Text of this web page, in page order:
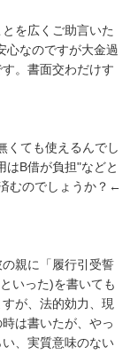
を広くご助言いた
心なのですが大金過
。書面交わだけす
くても使えるんでし
はB借が負担"などと
むのでしょうか？←
親に「履行引受誓
いった)を書いても
が、法的効力、現
は書いたが、やっ
、実質意味のない